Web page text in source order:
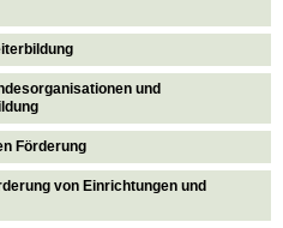
und
Förderung
von Einrichtungen und